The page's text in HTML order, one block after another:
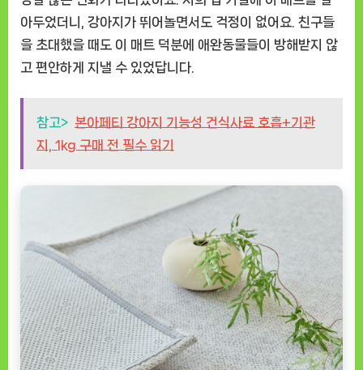
아두었더니, 강아지가 뛰어놀면서도 걱정이 없어요. 친구들
을 초대했을 때도 이 매트 덕분에 애완동물들이 방해받지 않
고 편안하게 지낼 수 있었답니다.
참고> 본아페티 강아지 기능성 건식사료 호흡+기관
지, 1kg 구매 전 필수 읽기